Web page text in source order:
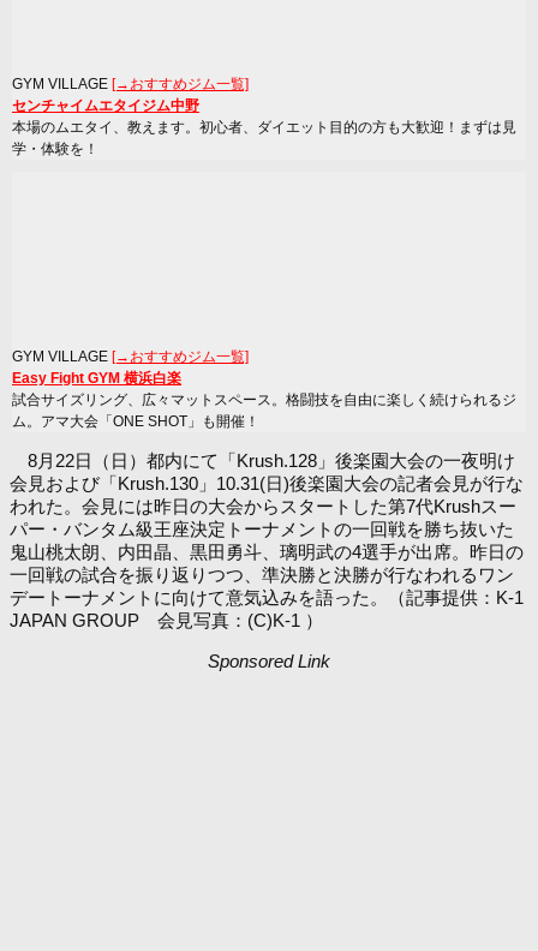
GYM VILLAGE [→おすすめジム一覧]
センチャイムエタイジム中野
本場のムエタイ、教えます。初心者、ダイエット目的の方も大歓迎！まずは見
学・体験を！
GYM VILLAGE [→おすすめジム一覧]
Easy Fight GYM 横浜白楽
試合サイズリング、広々マットスペース。格闘技を自由に楽しく続けられるジ
ム。アマ大会「ONE SHOT」も開催！
8月22日（日）都内にて「Krush.128」後楽園大会の一夜明け
会見および「Krush.130」10.31(日)後楽園大会の記者会見が行な
われた。会見には昨日の大会からスタートした第7代Krushスー
パー・バンタム級王座決定トーナメントの一回戦を勝ち抜いた
鬼山桃太朗、内田晶、黒田勇斗、璃明武の4選手が出席。昨日の
一回戦の試合を振り返りつつ、準決勝と決勝が行なわれるワン
デートーナメントに向けて意気込みを語った。（記事提供：K-1
JAPAN GROUP 会見写真：(C)K-1 ）
Sponsored Link